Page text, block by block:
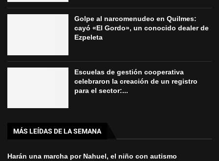
Golpe al narcomenudeo en Quilmes:
cayó «El Gordo», un conocido dealer de
Ezpeleta
Escuelas de gestión cooperativa
celebraron la creación de un registro
para el sector:...
MÁS LEÍDAS DE LA SEMANA
Harán una marcha por Nahuel, el niño con autismo